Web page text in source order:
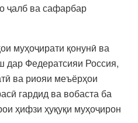
ҷалб ва сафарбар
муҳоҷирати қонунӣ ва
дар Федератсияи Россия,
ва риояи меъёрҳои
гардид ва вобаста ба
ҳифзи ҳуқуқи муҳоҷирон